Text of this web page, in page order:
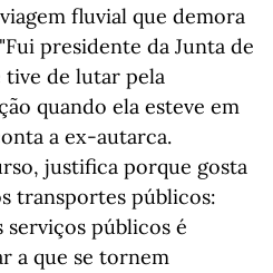
fluvial que demora
presidente da Junta de
tive de lutar pela
quando ela esteve em
a ex-autarca.
justifica porque gosta
transportes públicos:
serviços públicos é
a que se tornem